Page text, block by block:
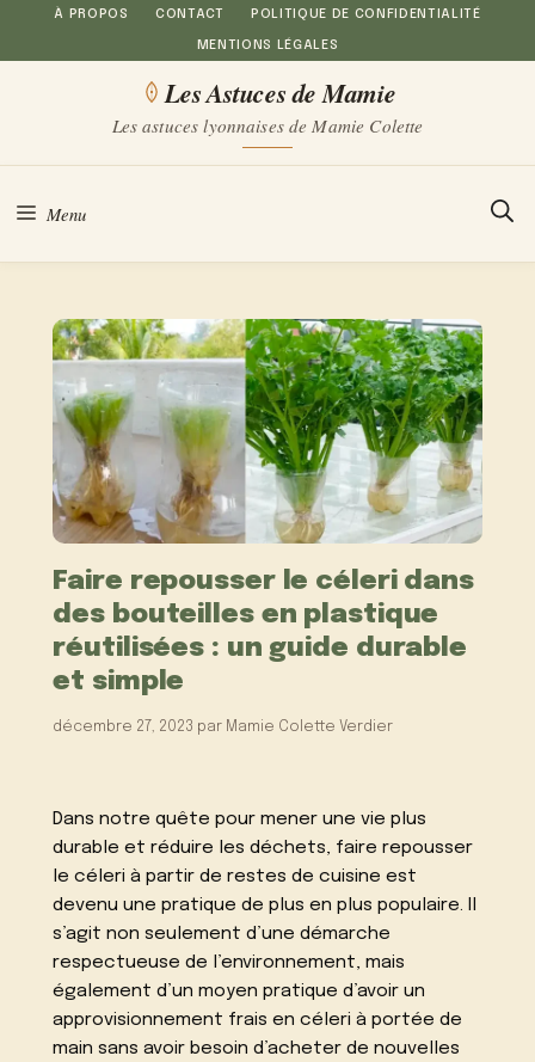
Aller
au
À PROPOS CONTACT POLITIQUE DE CONFIDENTIALITÉ
MENTIONS LÉGALES
Les Astuces de Mamie
Les astuces lyonnaises de Mamie Colette
Menu
Faire repousser le céleri dans
des bouteilles en plastique
réutilisées : un guide durable
et simple
décembre 27, 2023 par Mamie Colette Verdier
Dans notre quête pour mener une vie plus
durable et réduire les déchets, faire repousser
le céleri à partir de restes de cuisine est
devenu une pratique de plus en plus populaire. Il
s’agit non seulement d’une démarche
respectueuse de l’environnement, mais
également d’un moyen pratique d’avoir un
approvisionnement frais en céleri à portée de
main sans avoir besoin d’acheter de nouvelles